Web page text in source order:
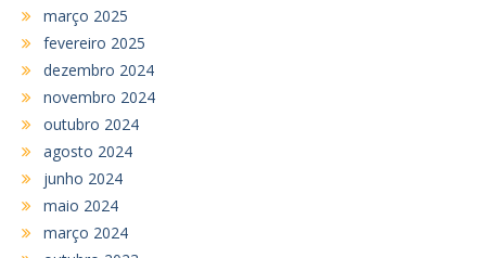
março 2025
fevereiro 2025
dezembro 2024
novembro 2024
outubro 2024
agosto 2024
junho 2024
maio 2024
março 2024